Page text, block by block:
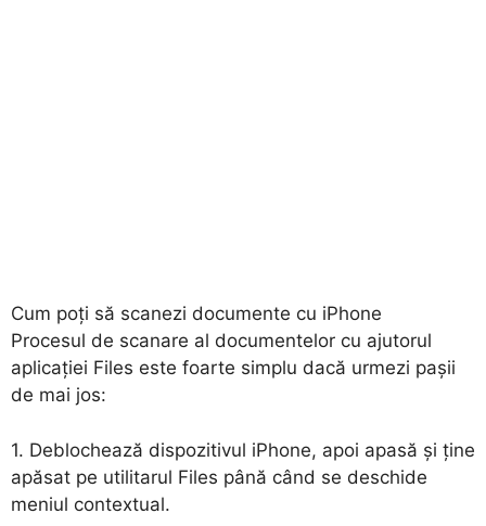
Cum poți să scanezi documente cu iPhone
Procesul de scanare al documentelor cu ajutorul
aplicației Files este foarte simplu dacă urmezi pașii
de mai jos:
1. Deblochează dispozitivul iPhone, apoi apasă și ține
apăsat pe utilitarul Files până când se deschide
meniul contextual.